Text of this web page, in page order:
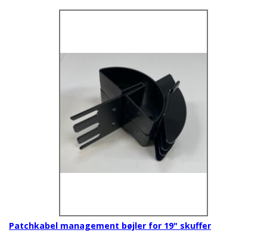
Patchkabel management bøjler for 19" skuffer